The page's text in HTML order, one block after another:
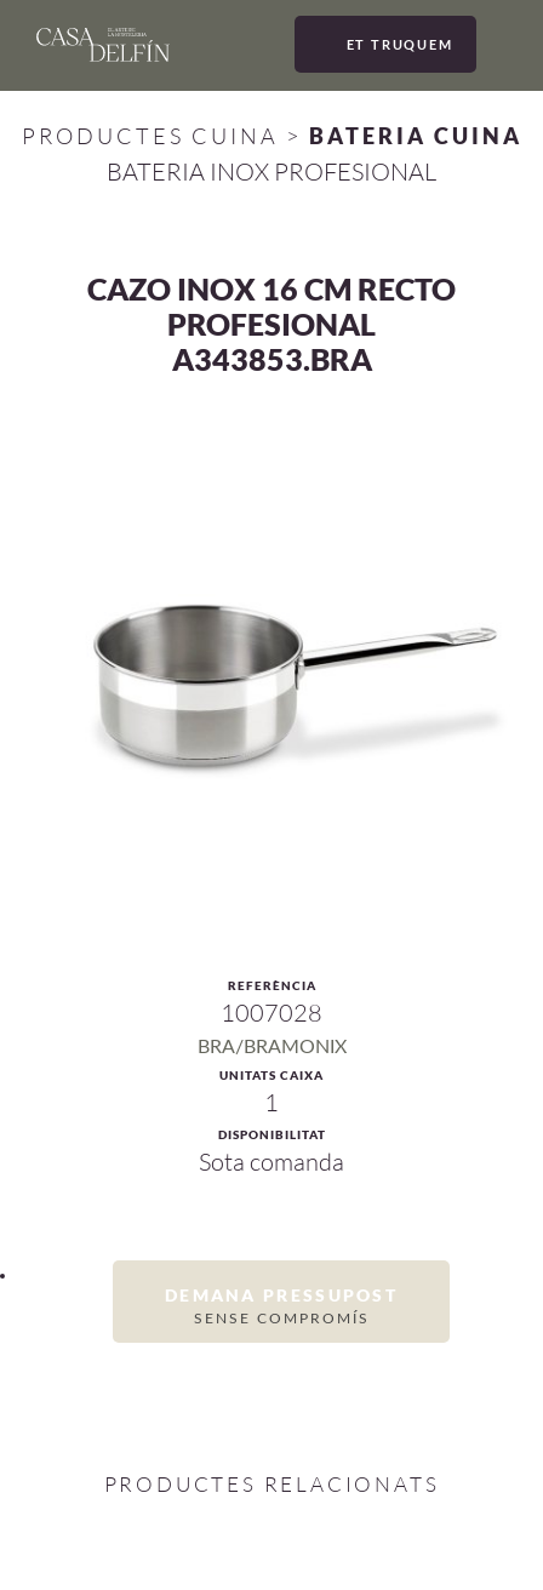
ET TRUQUEM
PRODUCTES CUINA > BATERIA CUINA
BATERIA INOX PROFESIONAL
CAZO INOX 16 CM RECTO
PROFESIONAL
A343853.BRA
REFERÈNCIA
1007028
BRA/BRAMONIX
UNITATS CAIXA
1
DISPONIBILITAT
Sota comanda
DEMANA PRESSUPOST
SENSE COMPROMÍS
PRODUCTES RELACIONATS